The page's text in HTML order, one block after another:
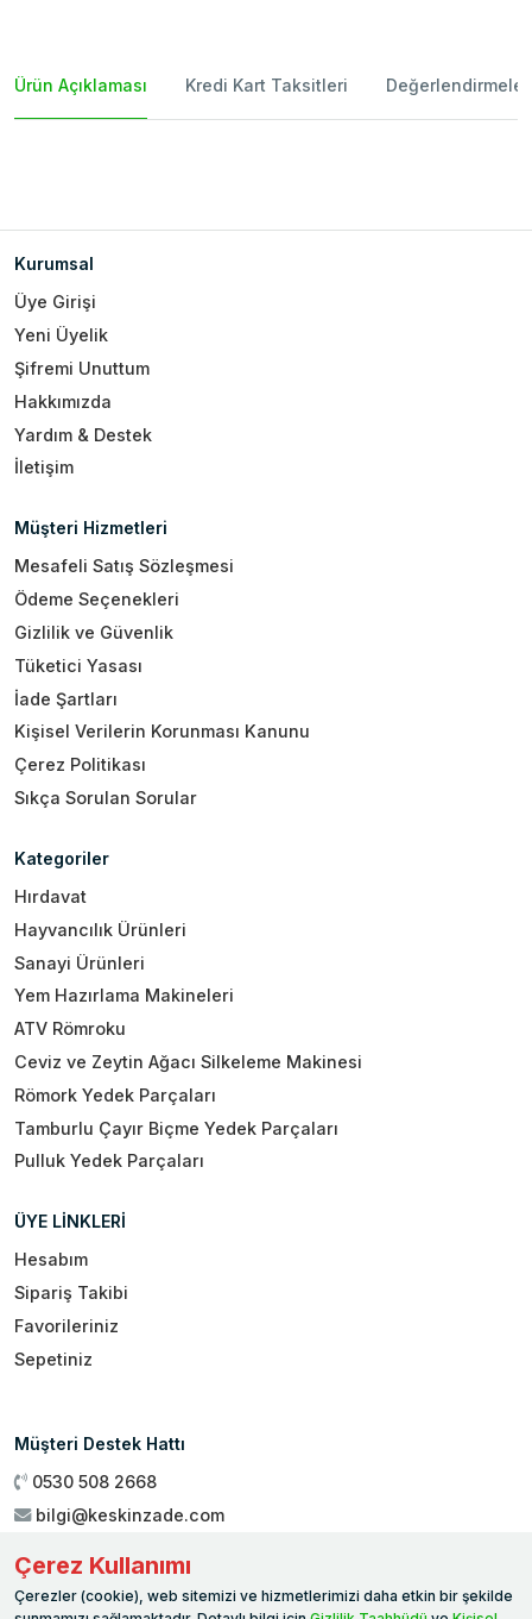
Ürün Açıklaması Kredi Kart Taksitleri Değerlendirmeler
Kurumsal
Üye Girişi
Yeni Üyelik
Şifremi Unuttum
Hakkımızda
Yardım & Destek
İletişim
Müşteri Hizmetleri
Mesafeli Satış Sözleşmesi
Ödeme Seçenekleri
Gizlilik ve Güvenlik
Tüketici Yasası
İade Şartları
Kişisel Verilerin Korunması Kanunu
Çerez Politikası
Sıkça Sorulan Sorular
Kategoriler
Hırdavat
Hayvancılık Ürünleri
Sanayi Ürünleri
Yem Hazırlama Makineleri
ATV Römroku
Ceviz ve Zeytin Ağacı Silkeleme Makinesi
Römork Yedek Parçaları
Tamburlu Çayır Biçme Yedek Parçaları
Pulluk Yedek Parçaları
ÜYE LİNKLERİ
Hesabım
Sipariş Takibi
Favorileriniz
Sepetiniz
Müşteri Destek Hattı
0530 508 2668
bilgi@keskinzade.com
Genel Merkez: Yükseliş Mah. 1461. Sokak No:2/1 19 Mayıs
Ballıca / SAMSUN
Çerez Kullanımı
Çerezler (cookie), web sitemizi ve hizmetlerimizi daha etkin bir şekilde